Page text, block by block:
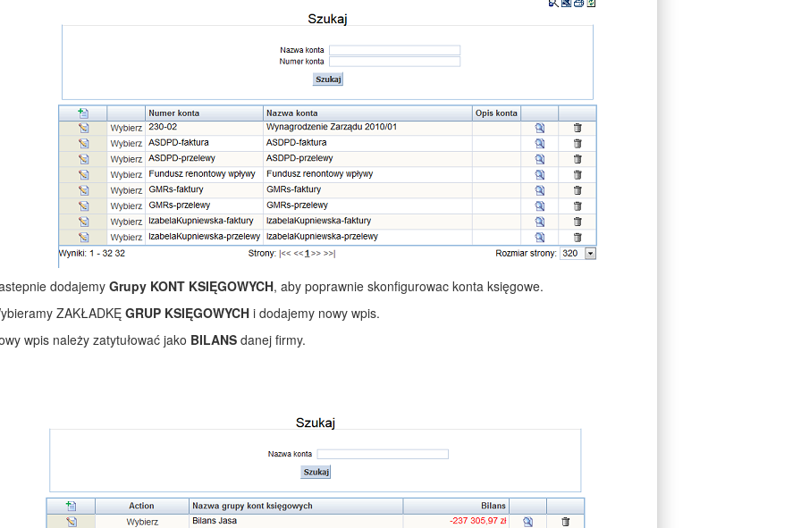
dodajemy Grupy KONT KSIĘGOWYCH, aby poprawnie skonfigurowac konta księgowe.
ZAKŁADKĘGRUP KSIĘGOWYCH i dodajemy nowy wpis.
wpis należy zatytułować jako BILANS danej firmy.